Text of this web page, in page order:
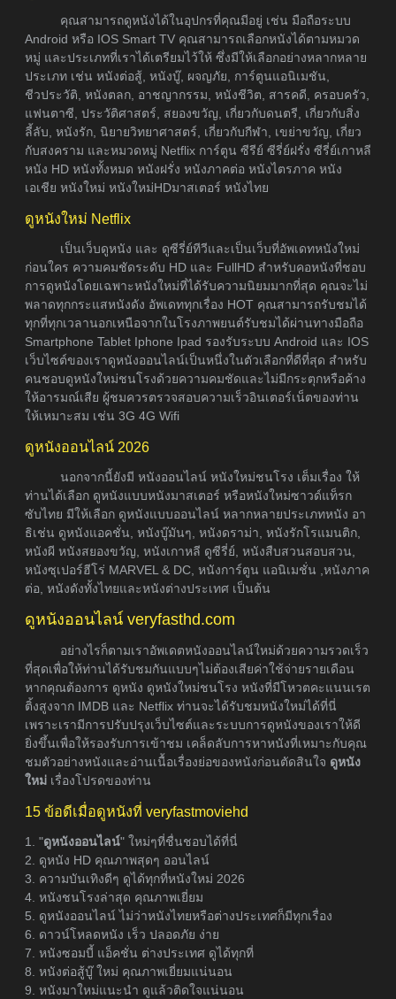
คุณสามารถดูหนังได้ในอุปกรที่คุณมีอยู่ เช่น มือถือระบบ
Android หรือ IOS Smart TV คุณสามารถเลือกหนังได้ตามหมวด
หมู่ และประเภทที่เราได้เตรียมไว้ให้ ซึ่งมีให้เลือกอย่างหลากหลาย
ประเภท เช่น หนังต่อสู้, หนังบู๊, ผจญภัย, การ์ตูนแอนิเมชัน,
ชีวประวัติ, หนังตลก, อาชญากรรม, หนังชีวิต, สารคดี, ครอบครัว,
แฟนตาซี, ประวัติศาสตร์, สยองขวัญ, เกี่ยวกับดนตรี, เกี่ยวกับสิ่ง
ลี้ลับ, หนังรัก, นิยายวิทยาศาสตร์, เกี่ยวกับกีฬา, เขย่าขวัญ, เกี่ยว
กับสงคราม และหมวดหมู่ Netflix การ์ตูน ซีรีย์ ซีรี่ย์ฝรั่ง ซีรี่ย์เกาหลี
หนัง HD หนังทั้งหมด หนังฝรั่ง หนังภาคต่อ หนังไตรภาค หนัง
เอเชีย หนังใหม่ หนังใหม่HDมาสเตอร์ หนังไทย
ดูหนังใหม่ Netflix
เป็นเว็บดูหนัง และ ดูซีรี่ย์ทีวีและเป็นเว็บที่อัพเดทหนังใหม่
ก่อนใคร ความคมชัดระดับ HD และ FullHD สำหรับคอหนังที่ชอบ
การดูหนังโดยเฉพาะหนังใหม่ที่ได้รับความนิยมมากที่สุด คุณจะไม่
พลาดทุกกระแสหนังดัง อัพเดททุกเรื่อง HOT คุณสามารถรับชมได้
ทุกที่ทุกเวลานอกเหนือจากในโรงภาพยนต์รับชมได้ผ่านทางมือถือ
Smartphone Tablet Iphone Ipad รองรับระบบ Android และ IOS
เว็บไซต์ของเราดูหนังออนไลน์เป็นหนึ่งในตัวเลือกที่ดีที่สุด สำหรับ
คนชอบดูหนังใหม่ชนโรงด้วยความคมชัดและไม่มีกระตุกหรือค้าง
ให้อารมณ์เสีย ผู้ชมควรตรวจสอบความเร็วอินเตอร์เน็ตของท่าน
ให้เหมาะสม เช่น 3G 4G Wifi
ดูหนังออนไลน์ 2026
นอกจากนี้ยังมี หนังออนไลน์ หนังใหม่ชนโรง เต็มเรื่อง ให้
ท่านได้เลือก ดูหนังแบบหนังมาสเตอร์ หรือหนังใหม่ซาวด์แท็รก
ซับไทย มีให้เลือก ดูหนังแบบออนไลน์ หลากหลายประเภทหนัง อา
ธิเช่น ดูหนังแอคชั่น, หนังบู๊มันๆ, หนังดราม่า, หนังรักโรแมนติก,
หนังผี หนังสยองขวัญ, หนังเกาหลี ดูซีรี่ย์, หนังสืบสวนสอบสวน,
หนังซุเปอร์ฮีโร่ MARVEL & DC, หนังการ์ตูน แอนิเมชั่น ,หนังภาค
ต่อ, หนังดังทั้งไทยและหนังต่างประเทศ เป็นต้น
ดูหนังออนไลน์ veryfasthd.com
อย่างไรก็ตามเราอัพเดตหนังออนไลน์ใหม่ด้วยความรวดเร็ว
ที่สุดเพื่อให้ท่านได้รับชมกันแบบๆไม่ต้องเสียค่าใช้จ่ายรายเดือน
หากคุณต้องการ ดูหนัง ดูหนังใหม่ชนโรง หนังที่มีโหวตคะแนนเรต
ติ้งสูงจาก IMDB และ Netflix ท่านจะได้รับชมหนังใหม่ได้ที่นี่
เพราะเรามีการปรับปรุงเว็บไซต์และระบบการดูหนังของเราให้ดี
ยิ่งขึ้นเพื่อให้รองรับการเข้าชม เคล็ดลับการหาหนังที่เหมาะกับคุณ
ชมตัวอย่างหนังและอ่านเนื้อเรื่องย่อของหนังก่อนตัดสินใจ ดูหนัง
ใหม่ เรื่องโปรดของท่าน
15 ข้อดีเมื่อดูหนังที่ veryfastmoviehd
1. "ดูหนังออนไลน์" ใหม่ๆที่ชื่นชอบได้ที่นี่
2. ดูหนัง HD คุณภาพสุดๆ ออนไลน์
3. ความบันเทิงดีๆ ดูได้ทุกที่หนังใหม่ 2026
4. หนังชนโรงล่าสุด คุณภาพเยี่ยม
5. ดูหนังออนไลน์ ไม่ว่าหนังไทยหรือต่างประเทศก็มีทุกเรื่อง
6. ดาวน์โหลดหนัง เร็ว ปลอดภัย ง่าย
7. หนังซอมบี้ แอ็คชั่น ต่างประเทศ ดูได้ทุกที่
8. หนังต่อสู้บู๊ ใหม่ คุณภาพเยี่ยมแน่นอน
9. หนังมาใหม่แนะนำ ดูแล้วติดใจแน่นอน